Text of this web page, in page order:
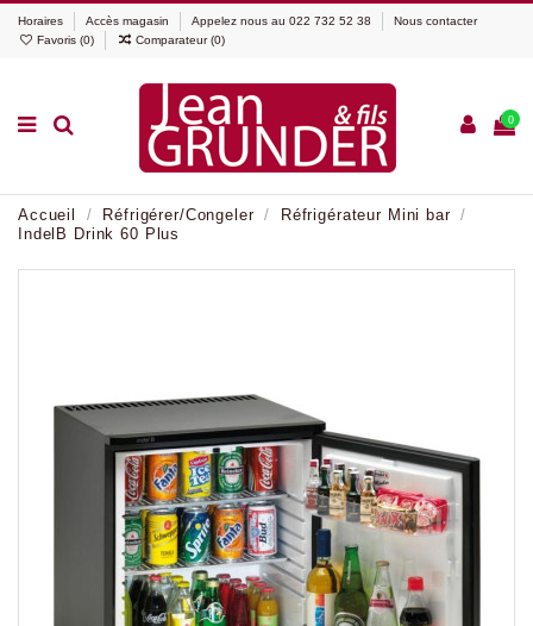
Horaires Accès magasin Appelez nous au 022 732 52 38
Nous contacter
Favoris (0) Comparateur (0)
0
Accueil Réfrigérer/Congeler
Réfrigérateur Mini bar
IndelB Drink 60 Plus